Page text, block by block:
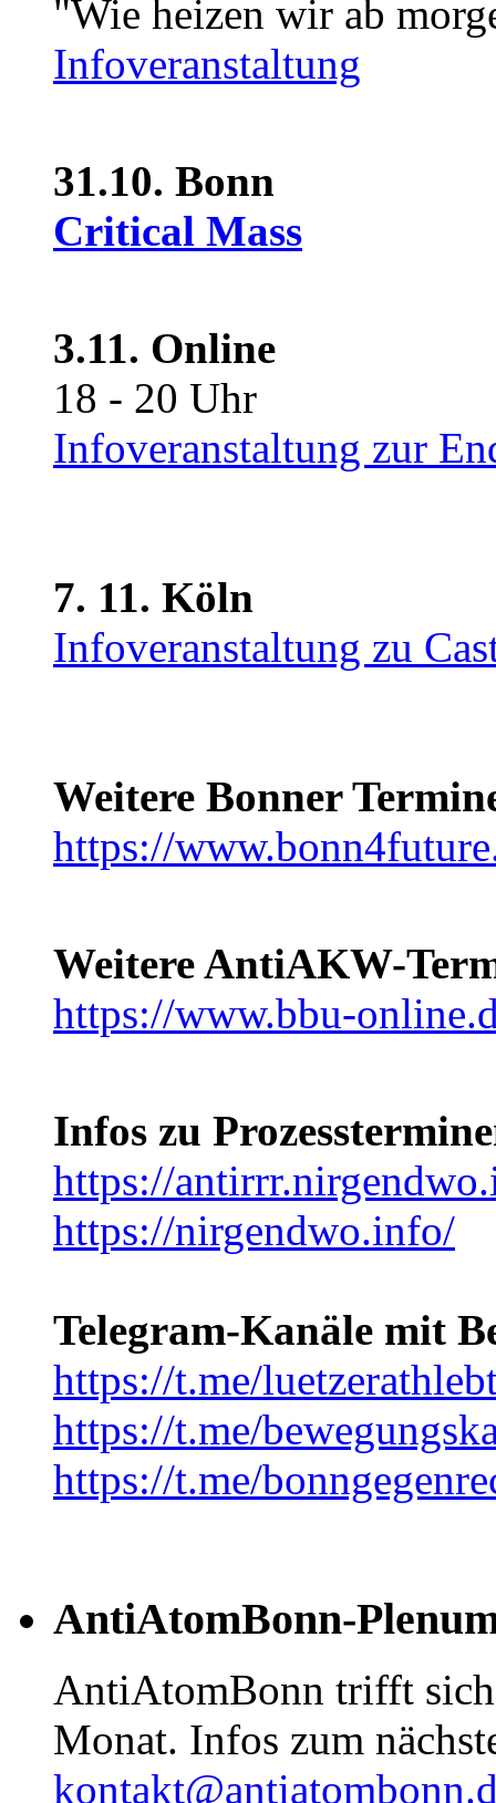
"Wie heizen wir ab
Infoveranstaltung
31.10. Bonn
Critical Mass
3.11. Online
18 - 20 Uhr
Infoveranstaltung zur
7. 11. Köln
Infoveranstaltung zu
Weitere Bonner
https://
Weitere AntiAKW-
https://www.bbu-
Infos zu
https://
https://nirgendwo.info/
Telegram-Kanäle mit
https://t.me/
https://t.me/
https://t.me/
AntiAtomBonn-
AntiAtomBonn trifft
Monat. Infos zum